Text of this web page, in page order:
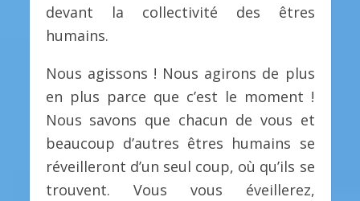
devant la collectivité des êtres
humains.
Nous agissons ! Nous agirons de plus
en plus parce que c’est le moment !
Nous savons que chacun de vous et
beaucoup d’autres êtres humains se
réveilleront d’un seul coup, où qu’ils se
trouvent. Vous vous éveillerez,